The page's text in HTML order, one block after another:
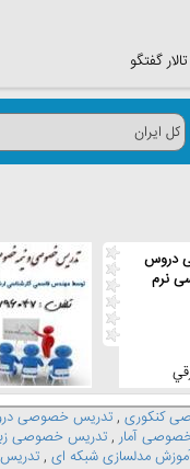
تالار گفتگو
دروس
نرم
کنکوری ,تدریس خصوصی
آمار ,تدریس خصوصی
مدلسازی شبکه ای ,